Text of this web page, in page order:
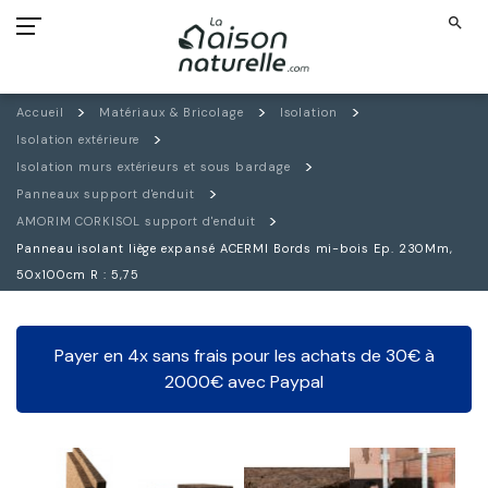
search
Accueil Matériaux & Bricolage
Isolation
Isolation extérieure
Isolation murs extérieurs et sous bardage
Panneaux support d'enduit
AMORIM CORKISOL support d'enduit
Panneau isolant liège expansé ACERMI Bords mi-bois Ep. 230Mm,
50x100cm R : 5,75
Payer en 4x sans frais pour les achats de 30€ à
2000€ avec Paypal